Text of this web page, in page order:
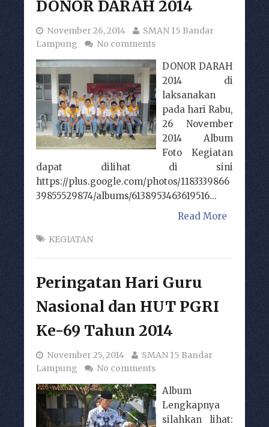
DONOR DARAH 2014
November 26, 2014
SMAN 15 Bandar
Lampung
No comments
DONOR DARAH
2014 di
laksanakan
pada hari Rabu,
26 November
2014 Album
Foto Kegiatan
dapat dilihat di sini
https://plus.google.com/photos/1183339866
39855529874/albums/6138953463619516...
Read More
KEGIATAN
Peringatan Hari Guru
Nasional dan HUT PGRI
Ke-69 Tahun 2014
November 25, 2014
SMAN 15 Bandar
Lampung
No comments
Album
Lengkapnya
silahkan lihat: